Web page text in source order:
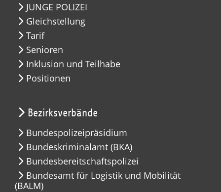
JUNGE POLIZEI
Gleichstellung
Tarif
Senioren
Inklusion und Teilhabe
Positionen
Bezirksverbände
Bundespolizeipräsidium
Bundeskriminalamt (BKA)
Bundesbereitschaftspolizei
Bundesamt für Logistik und Mobilität
(BALM)